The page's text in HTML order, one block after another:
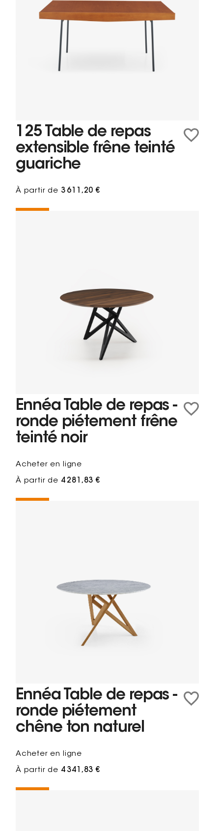
125 Table de repas
extensible frêne teinté
guariche
À partir de 3 611,20 €
Ennéa Table de repas -
ronde piétement frêne
teinté noir
Acheter en ligne
À partir de 4 281,83 €
Ennéa Table de repas -
ronde piétement
chêne ton naturel
Acheter en ligne
À partir de 4 341,83 €